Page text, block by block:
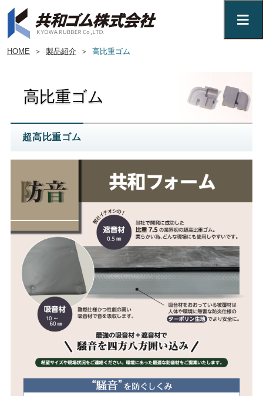
HOME ＞ 製品紹介 ＞ 高比重ゴム
高比重ゴム
超高比重ゴム